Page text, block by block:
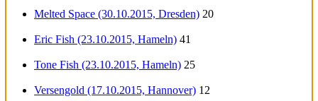
Melted Space (30.10.2015, Dresden) 20
Eric Fish (23.10.2015, Hameln) 41
Tone Fish (23.10.2015, Hameln) 25
Versengold (17.10.2015, Hannover) 12